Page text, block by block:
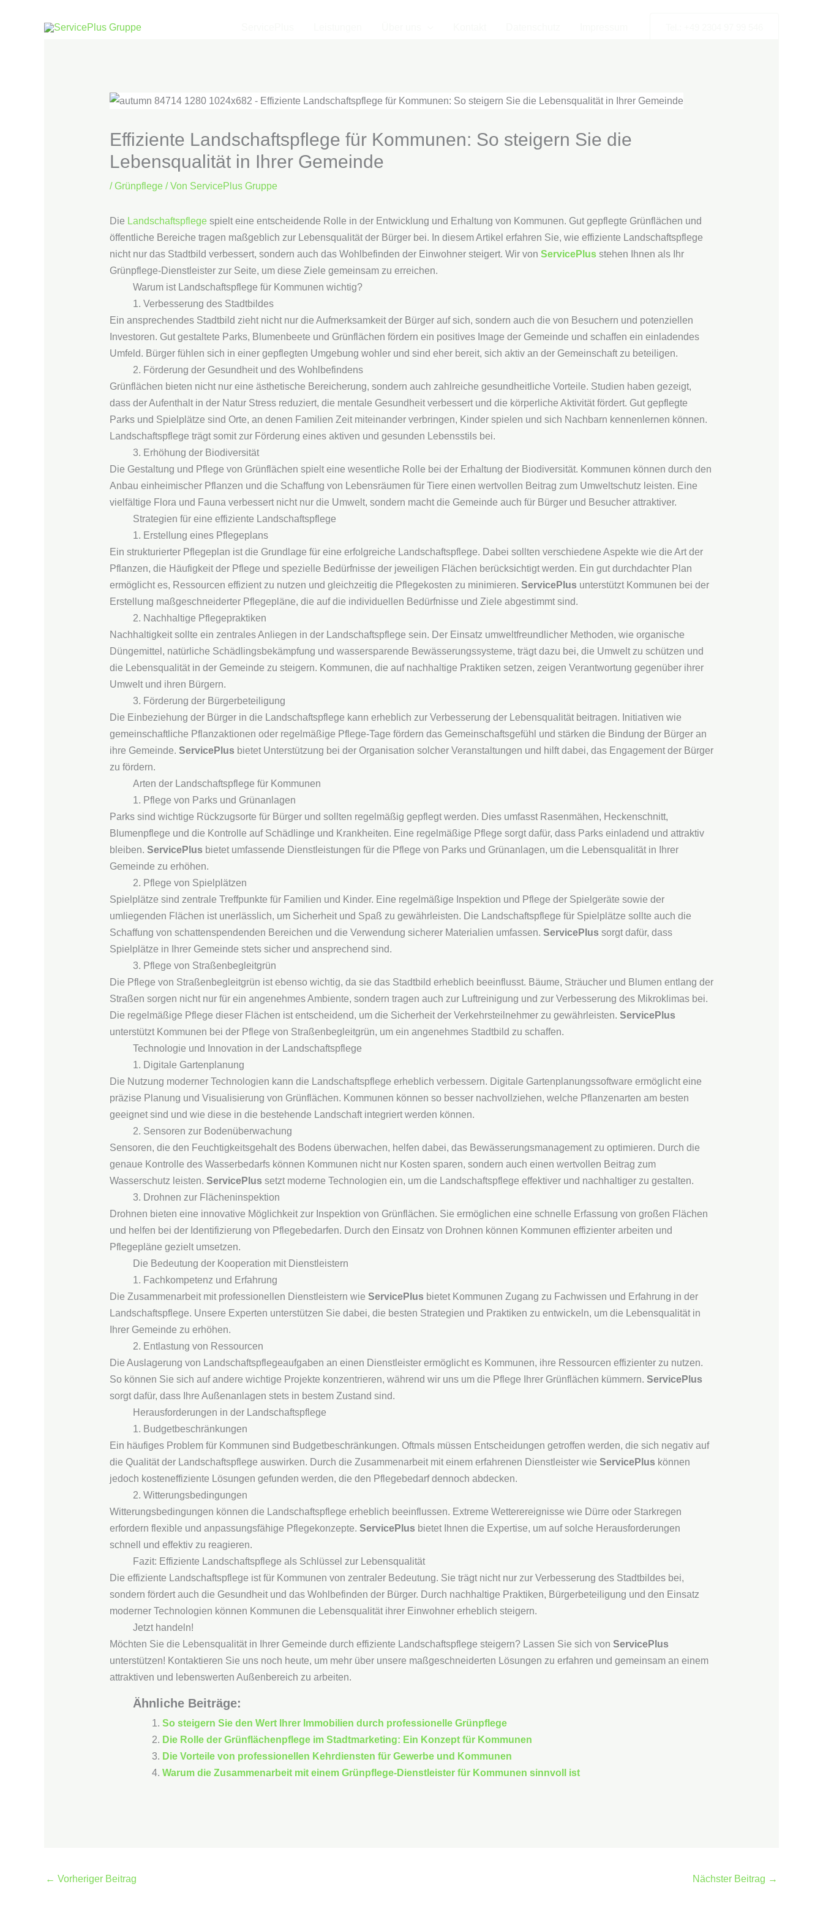
Effiziente Landschaftspflege für Kommunen: So steigern Sie die
Lebensqualität in Ihrer Gemeinde
/Grünpflege/ Von ServicePlus Gruppe
Die Landschaftspflegespielt eine entscheidende Rolle in der Entwicklung und Erhaltung von Kommunen. Gut gepflegte Grünflächen und
öffentliche Bereiche tragen maßgeblich zur Lebensqualität der Bürger bei. In diesem Artikel erfahren Sie, wie effiziente Landschaftspflege
nicht nur das Stadtbild verbessert, sondern auch das Wohlbefinden der Einwohner steigert. Wir von ServicePlusstehen Ihnen als Ihr
Grünpflege-Dienstleister zur Seite, um diese Ziele gemeinsam zu erreichen.
Warum ist Landschaftspflege für Kommunen wichtig?
1. Verbesserung des Stadtbildes
Ein ansprechendes Stadtbild zieht nicht nur die Aufmerksamkeit der Bürger auf sich, sondern auch die von Besuchern und potenziellen
Investoren. Gut gestaltete Parks, Blumenbeete und Grünflächen fördern ein positives Image der Gemeinde und schaffen ein einladendes
Umfeld. Bürger fühlen sich in einer gepflegten Umgebung wohler und sind eher bereit, sich aktiv an der Gemeinschaft zu beteiligen.
2. Förderung der Gesundheit und des Wohlbefindens
Grünflächen bieten nicht nur eine ästhetische Bereicherung, sondern auch zahlreiche gesundheitliche Vorteile. Studien haben gezeigt,
dass der Aufenthalt in der Natur Stress reduziert, die mentale Gesundheit verbessert und die körperliche Aktivität fördert. Gut gepflegte
Parks und Spielplätze sind Orte, an denen Familien Zeit miteinander verbringen, Kinder spielen und sich Nachbarn kennenlernen können.
Landschaftspflege trägt somit zur Förderung eines aktiven und gesunden Lebensstils bei.
3. Erhöhung der Biodiversität
Die Gestaltung und Pflege von Grünflächen spielt eine wesentliche Rolle bei der Erhaltung der Biodiversität. Kommunen können durch den
Anbau einheimischer Pflanzen und die Schaffung von Lebensräumen für Tiere einen wertvollen Beitrag zum Umweltschutz leisten. Eine
vielfältige Flora und Fauna verbessert nicht nur die Umwelt, sondern macht die Gemeinde auch für Bürger und Besucher attraktiver.
Strategien für eine effiziente Landschaftspflege
1. Erstellung eines Pflegeplans
Ein strukturierter Pflegeplan ist die Grundlage für eine erfolgreiche Landschaftspflege. Dabei sollten verschiedene Aspekte wie die Art der
Pflanzen, die Häufigkeit der Pflege und spezielle Bedürfnisse der jeweiligen Flächen berücksichtigt werden. Ein gut durchdachter Plan
ermöglicht es, Ressourcen effizient zu nutzen und gleichzeitig die Pflegekosten zu minimieren. ServicePlusunterstützt Kommunen bei der
Erstellung maßgeschneiderter Pflegepläne, die auf die individuellen Bedürfnisse und Ziele abgestimmt sind.
2. Nachhaltige Pflegepraktiken
Nachhaltigkeit sollte ein zentrales Anliegen in der Landschaftspflege sein. Der Einsatz umweltfreundlicher Methoden, wie organische
Düngemittel, natürliche Schädlingsbekämpfung und wassersparende Bewässerungssysteme, trägt dazu bei, die Umwelt zu schützen und
die Lebensqualität in der Gemeinde zu steigern. Kommunen, die auf nachhaltige Praktiken setzen, zeigen Verantwortung gegenüber ihrer
Umwelt und ihren Bürgern.
3. Förderung der Bürgerbeteiligung
Die Einbeziehung der Bürger in die Landschaftspflege kann erheblich zur Verbesserung der Lebensqualität beitragen. Initiativen wie
gemeinschaftliche Pflanzaktionen oder regelmäßige Pflege-Tage fördern das Gemeinschaftsgefühl und stärken die Bindung der Bürger an
ihre Gemeinde. ServicePlusbietet Unterstützung bei der Organisation solcher Veranstaltungen und hilft dabei, das Engagement der Bürger
zu fördern.
Arten der Landschaftspflege für Kommunen
1. Pflege von Parks und Grünanlagen
Parks sind wichtige Rückzugsorte für Bürger und sollten regelmäßig gepflegt werden. Dies umfasst Rasenmähen, Heckenschnitt,
Blumenpflege und die Kontrolle auf Schädlinge und Krankheiten. Eine regelmäßige Pflege sorgt dafür, dass Parks einladend und attraktiv
bleiben. ServicePlusbietet umfassende Dienstleistungen für die Pflege von Parks und Grünanlagen, um die Lebensqualität in Ihrer
Gemeinde zu erhöhen.
2. Pflege von Spielplätzen
Spielplätze sind zentrale Treffpunkte für Familien und Kinder. Eine regelmäßige Inspektion und Pflege der Spielgeräte sowie der
umliegenden Flächen ist unerlässlich, um Sicherheit und Spaß zu gewährleisten. Die Landschaftspflege für Spielplätze sollte auch die
Schaffung von schattenspendenden Bereichen und die Verwendung sicherer Materialien umfassen. ServicePlussorgt dafür, dass
Spielplätze in Ihrer Gemeinde stets sicher und ansprechend sind.
3. Pflege von Straßenbegleitgrün
Die Pflege von Straßenbegleitgrün ist ebenso wichtig, da sie das Stadtbild erheblich beeinflusst. Bäume, Sträucher und Blumen entlang der
Straßen sorgen nicht nur für ein angenehmes Ambiente, sondern tragen auch zur Luftreinigung und zur Verbesserung des Mikroklimas bei.
Die regelmäßige Pflege dieser Flächen ist entscheidend, um die Sicherheit der Verkehrsteilnehmer zu gewährleisten. ServicePlus
unterstützt Kommunen bei der Pflege von Straßenbegleitgrün, um ein angenehmes Stadtbild zu schaffen.
Technologie und Innovation in der Landschaftspflege
1. Digitale Gartenplanung
Die Nutzung moderner Technologien kann die Landschaftspflege erheblich verbessern. Digitale Gartenplanungssoftware ermöglicht eine
präzise Planung und Visualisierung von Grünflächen. Kommunen können so besser nachvollziehen, welche Pflanzenarten am besten
geeignet sind und wie diese in die bestehende Landschaft integriert werden können.
2. Sensoren zur Bodenüberwachung
Sensoren, die den Feuchtigkeitsgehalt des Bodens überwachen, helfen dabei, das Bewässerungsmanagement zu optimieren. Durch die
genaue Kontrolle des Wasserbedarfs können Kommunen nicht nur Kosten sparen, sondern auch einen wertvollen Beitrag zum
Wasserschutz leisten. ServicePlussetzt moderne Technologien ein, um die Landschaftspflege effektiver und nachhaltiger zu gestalten.
3. Drohnen zur Flächeninspektion
Drohnen bieten eine innovative Möglichkeit zur Inspektion von Grünflächen. Sie ermöglichen eine schnelle Erfassung von großen Flächen
und helfen bei der Identifizierung von Pflegebedarfen. Durch den Einsatz von Drohnen können Kommunen effizienter arbeiten und
Pflegepläne gezielt umsetzen.
Die Bedeutung der Kooperation mit Dienstleistern
1. Fachkompetenz und Erfahrung
Die Zusammenarbeit mit professionellen Dienstleistern wie ServicePlusbietet Kommunen Zugang zu Fachwissen und Erfahrung in der
Landschaftspflege. Unsere Experten unterstützen Sie dabei, die besten Strategien und Praktiken zu entwickeln, um die Lebensqualität in
Ihrer Gemeinde zu erhöhen.
2. Entlastung von Ressourcen
Die Auslagerung von Landschaftspflegeaufgaben an einen Dienstleister ermöglicht es Kommunen, ihre Ressourcen effizienter zu nutzen.
So können Sie sich auf andere wichtige Projekte konzentrieren, während wir uns um die Pflege Ihrer Grünflächen kümmern. ServicePlus
sorgt dafür, dass Ihre Außenanlagen stets in bestem Zustand sind.
Herausforderungen in der Landschaftspflege
1. Budgetbeschränkungen
Ein häufiges Problem für Kommunen sind Budgetbeschränkungen. Oftmals müssen Entscheidungen getroffen werden, die sich negativ auf
die Qualität der Landschaftspflege auswirken. Durch die Zusammenarbeit mit einem erfahrenen Dienstleister wie ServicePluskönnen
jedoch kosteneffiziente Lösungen gefunden werden, die den Pflegebedarf dennoch abdecken.
2. Witterungsbedingungen
Witterungsbedingungen können die Landschaftspflege erheblich beeinflussen. Extreme Wetterereignisse wie Dürre oder Starkregen
erfordern flexible und anpassungsfähige Pflegekonzepte. ServicePlusbietet Ihnen die Expertise, um auf solche Herausforderungen
schnell und effektiv zu reagieren.
Fazit: Effiziente Landschaftspflege als Schlüssel zur Lebensqualität
Die effiziente Landschaftspflege ist für Kommunen von zentraler Bedeutung. Sie trägt nicht nur zur Verbesserung des Stadtbildes bei,
sondern fördert auch die Gesundheit und das Wohlbefinden der Bürger. Durch nachhaltige Praktiken, Bürgerbeteiligung und den Einsatz
moderner Technologien können Kommunen die Lebensqualität ihrer Einwohner erheblich steigern.
Jetzt handeln!
Möchten Sie die Lebensqualität in Ihrer Gemeinde durch effiziente Landschaftspflege steigern? Lassen Sie sich von ServicePlus
unterstützen! Kontaktieren Sie uns noch heute, um mehr über unsere maßgeschneiderten Lösungen zu erfahren und gemeinsam an einem
attraktiven und lebenswerten Außenbereich zu arbeiten.
Ähnliche Beiträge:
So steigern Sie den Wert Ihrer Immobilien durch professionelle Grünpflege
Die Rolle der Grünflächenpflege im Stadtmarketing: Ein Konzept für Kommunen
Die Vorteile von professionellen Kehrdiensten für Gewerbe und Kommunen
Warum die Zusammenarbeit mit einem Grünpflege-Dienstleister für Kommunen sinnvoll ist
← Vorheriger Beitrag Nächster Beitrag →